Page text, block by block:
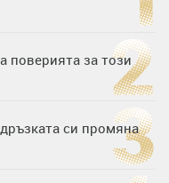
поверията за този
си промяна